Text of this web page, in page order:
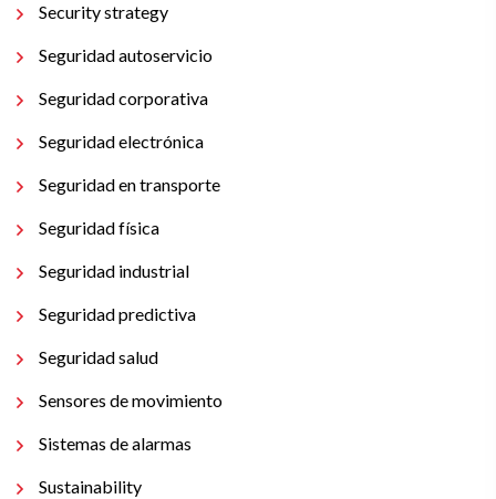
Security strategy
Seguridad autoservicio
Seguridad corporativa
Seguridad electrónica
Seguridad en transporte
Seguridad física
Seguridad industrial
Seguridad predictiva
Seguridad salud
Sensores de movimiento
Sistemas de alarmas
Sustainability